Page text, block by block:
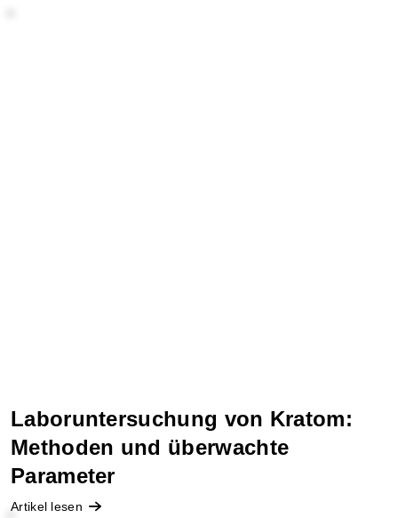
Laboruntersuchung von Kratom:
Methoden und überwachte
Parameter
Artikel lesen